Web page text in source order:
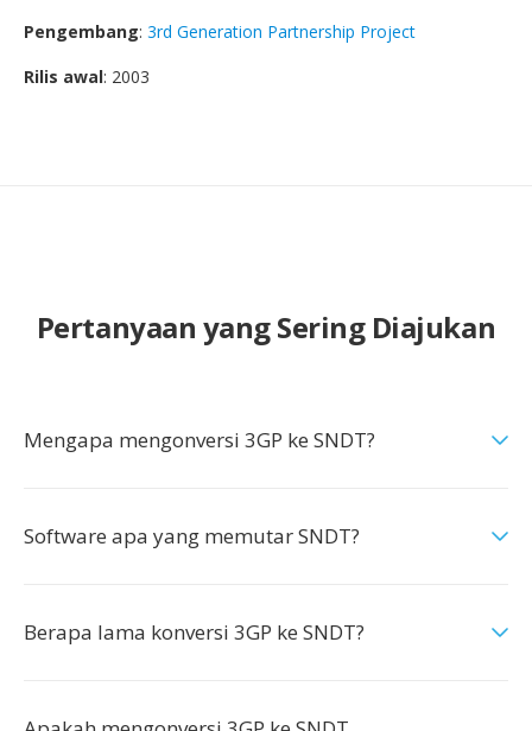
Pengembang: 3rd Generation Partnership Project
Rilis awal: 2003
Pertanyaan yang Sering Diajukan
Mengapa mengonversi 3GP ke SNDT?
Software apa yang memutar SNDT?
Berapa lama konversi 3GP ke SNDT?